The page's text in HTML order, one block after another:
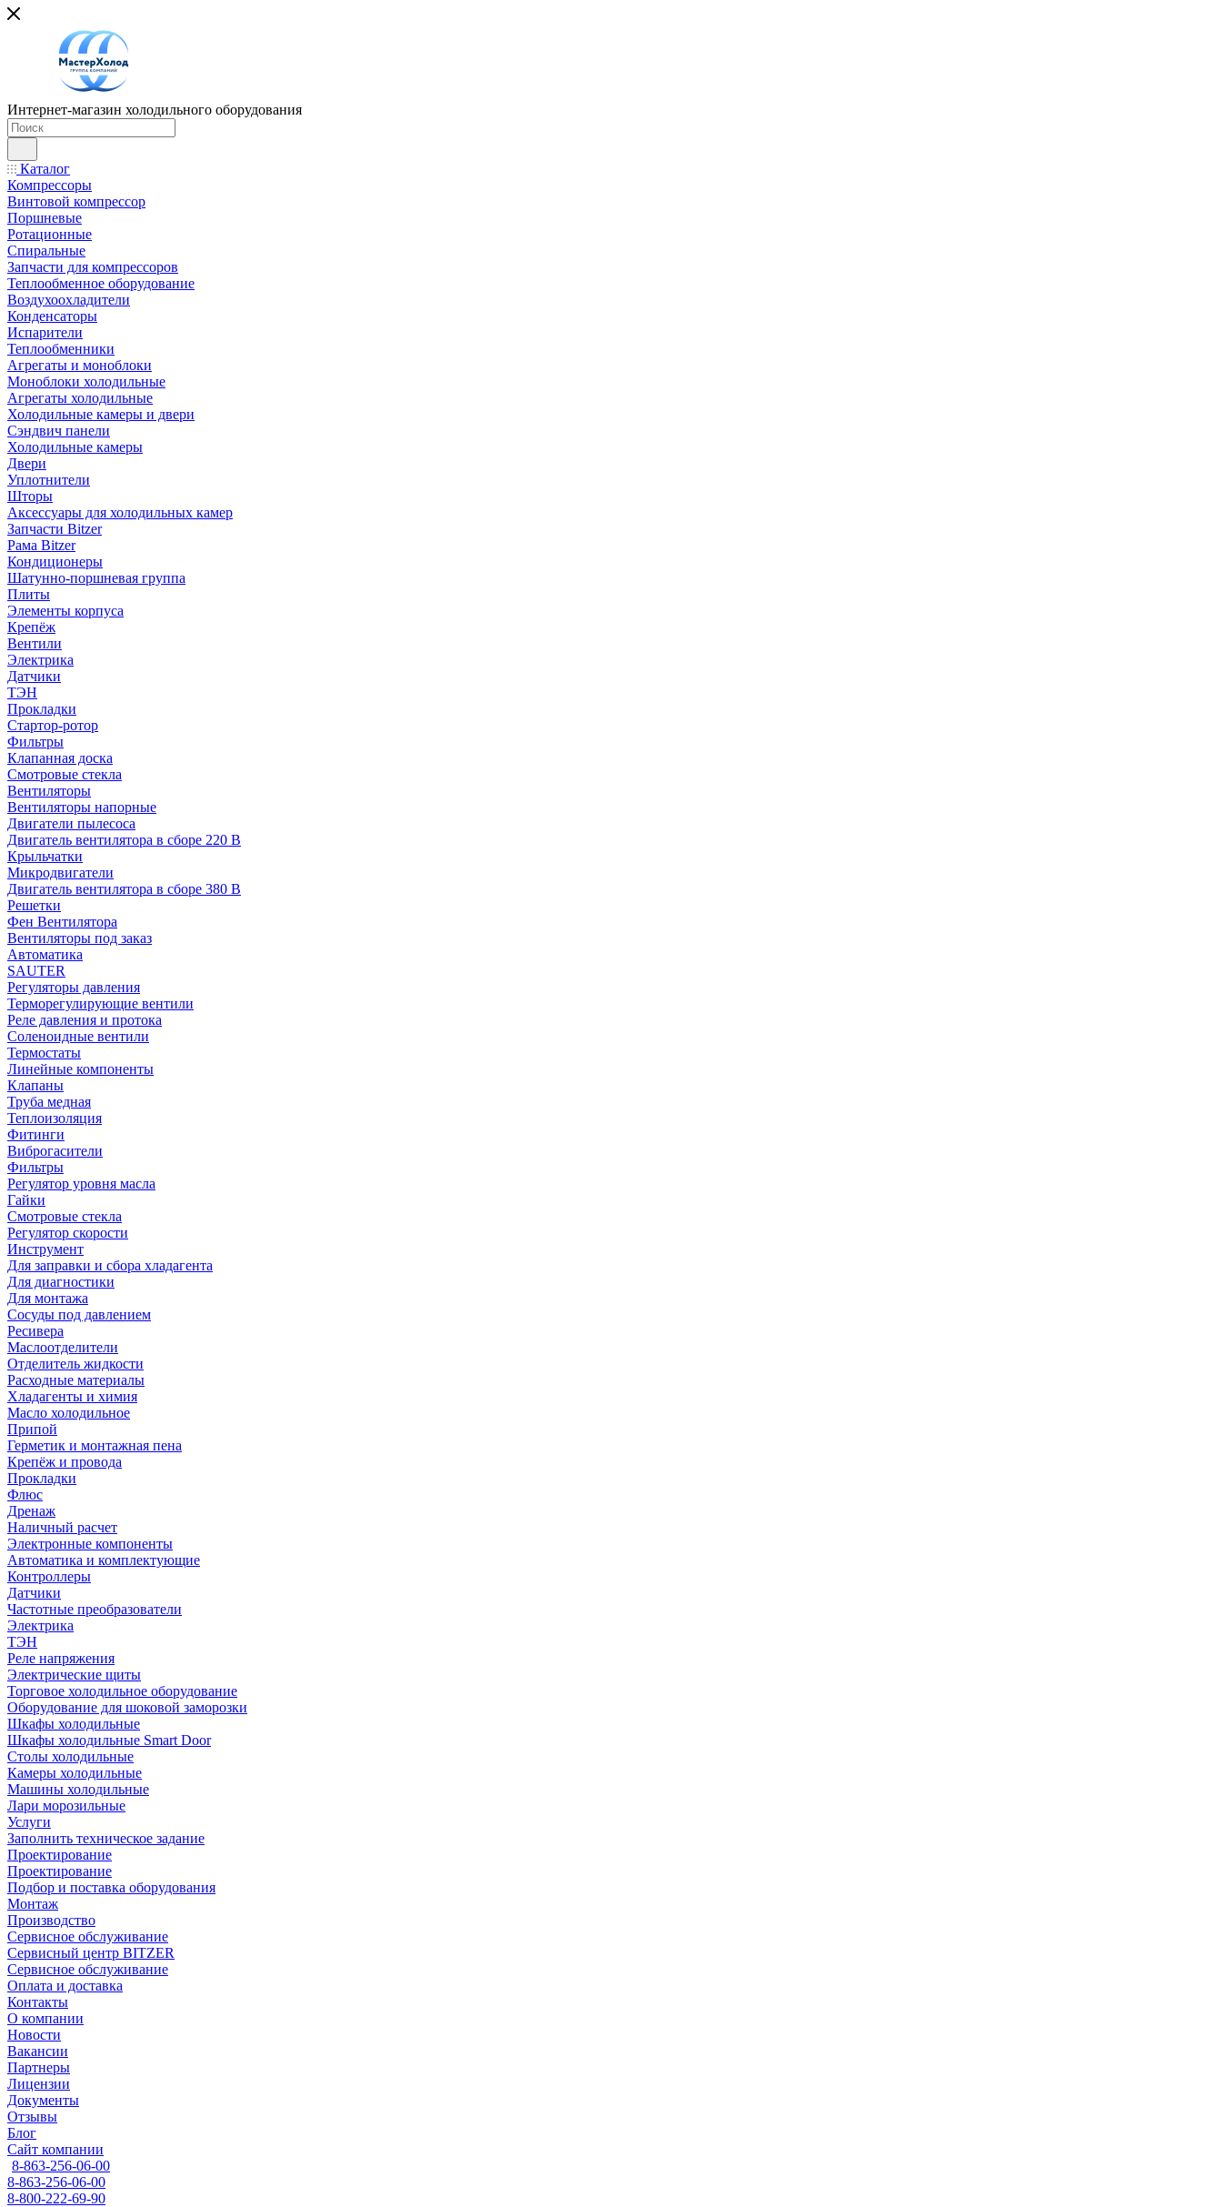
Интернет-магазин холодильного оборудования
Каталог
Компрессоры
Винтовой компрессор
Поршневые
Ротационные
Спиральные
Запчасти для компрессоров
Теплообменное оборудование
Воздухоохладители
Конденсаторы
Испарители
Теплообменники
Агрегаты и моноблоки
Моноблоки холодильные
Агрегаты холодильные
Холодильные камеры и двери
Сэндвич панели
Холодильные камеры
Двери
Уплотнители
Шторы
Аксессуары для холодильных камер
Запчасти Bitzer
Рама Bitzer
Кондиционеры
Шатунно-поршневая группа
Плиты
Элементы корпуса
Крепёж
Вентили
Электрика
Датчики
ТЭН
Прокладки
Стартор-ротор
Фильтры
Клапанная доска
Смотровые стекла
Вентиляторы
Вентиляторы напорные
Двигатели пылесоса
Двигатель вентилятора в сборе 220 В
Крыльчатки
Микродвигатели
Двигатель вентилятора в сборе 380 В
Решетки
Фен Вентилятора
Вентиляторы под заказ
Автоматика
SAUTER
Регуляторы давления
Терморегулирующие вентили
Реле давления и протока
Соленоидные вентили
Термостаты
Линейные компоненты
Клапаны
Труба медная
Теплоизоляция
Фитинги
Виброгасители
Фильтры
Регулятор уровня масла
Гайки
Смотровые стекла
Регулятор скорости
Инструмент
Для заправки и сбора хладагента
Для диагностики
Для монтажа
Сосуды под давлением
Ресивера
Маслоотделители
Отделитель жидкости
Расходные материалы
Хладагенты и химия
Масло холодильное
Припой
Герметик и монтажная пена
Крепёж и провода
Прокладки
Флюс
Дренаж
Наличный расчет
Электронные компоненты
Автоматика и комплектующие
Контроллеры
Датчики
Частотные преобразователи
Электрика
ТЭН
Реле напряжения
Электрические щиты
Торговое холодильное оборудование
Оборудование для шоковой заморозки
Шкафы холодильные
Шкафы холодильные Smart Door
Столы холодильные
Камеры холодильные
Машины холодильные
Лари морозильные
Услуги
Заполнить техническое задание
Проектирование
Проектирование
Подбор и поставка оборудования
Монтаж
Производство
Сервисное обслуживание
Сервисный центр BITZER
Сервисное обслуживание
Оплата и доставка
Контакты
О компании
Новости
Вакансии
Партнеры
Лицензии
Документы
Отзывы
Блог
Сайт компании
8-863-256-06-00
8-863-256-06-00
8-800-222-69-90